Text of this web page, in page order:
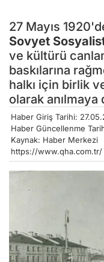
27 Mayıs
Sovyet
ve kültürü
baskılarına
halkı için birlik
olarak
Haber Giriş Tarihi:
Haber Güncellenme
Kaynak: Haber Merkezi
https://www.qha.com.tr/